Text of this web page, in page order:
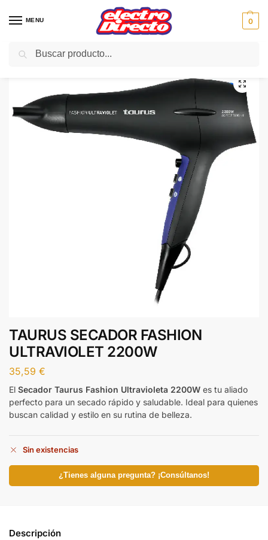
MENU 0
Inicio PAE / Hogar PAE
TAURUS SECADOR FASHION
ULTRAVIOLET 2200W
35,59 €
El Secador Taurus Fashion Ultravioleta 2200W es tu aliado
perfecto para un secado rápido y saludable. Ideal para quienes
buscan calidad y estilo en su rutina de belleza.
Sin existencias
¿Tienes alguna pregunta? ¡Consúltanos!
Descripción